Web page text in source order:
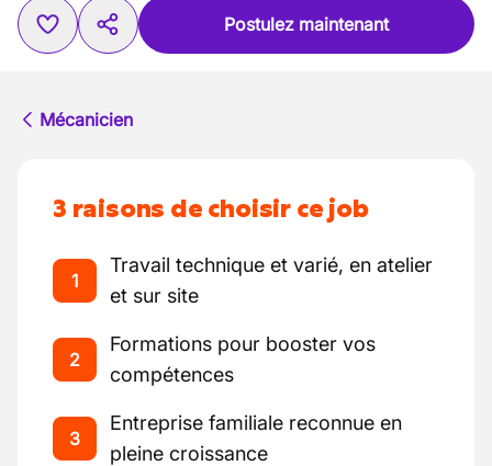
Postulez maintenant
Mécanicien
3 raisons de choisir ce job
1
Travail technique et varié, en atelier
et sur site
2
Formations pour booster vos
compétences
3
Entreprise familiale reconnue en
pleine croissance